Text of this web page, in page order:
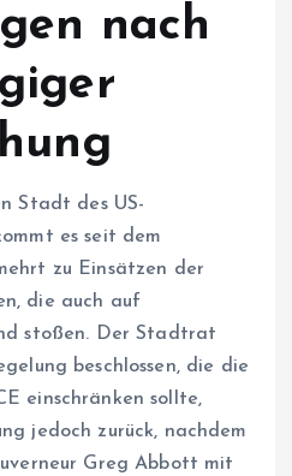
nach
Stadt des US-
es seit dem
zu Einsätzen der
die auch auf
stoßen. Der Stadtrat
beschlossen, die die
einschränken sollte,
jedoch zurück, nachdem
Greg Abbott mit